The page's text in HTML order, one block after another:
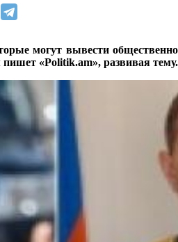
могут вывести
«Рolitik.am», развивая тему.